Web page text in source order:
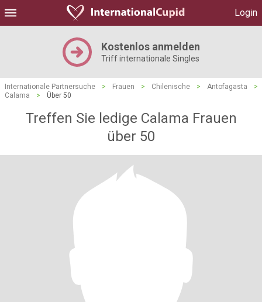
Login
Kostenlos anmelden
Triff internationale Singles
Internationale Partnersuche > Frauen > Chilenische > Antofagasta
>
Calama
> Über 50
Treffen Sie ledige Calama Frauen
über 50